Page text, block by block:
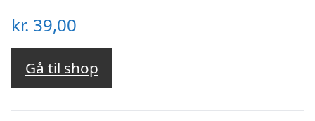
kr. 39,00
Gå til shop